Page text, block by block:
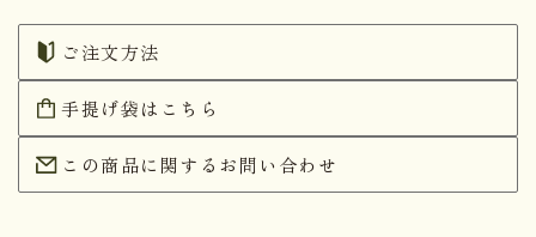
ご注文方法
手提げ袋はこちら
この商品に関するお問い合わせ